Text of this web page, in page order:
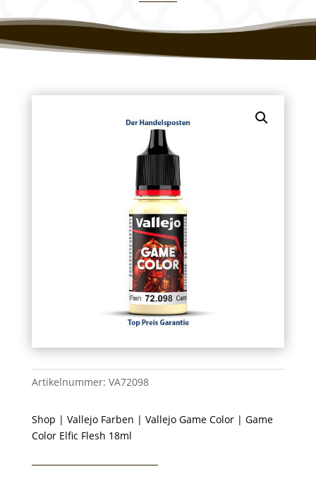
Artikelnummer: VA72098
Shop | Vallejo Farben | Vallejo Game Color| Game
Color Elfic Flesh 18ml